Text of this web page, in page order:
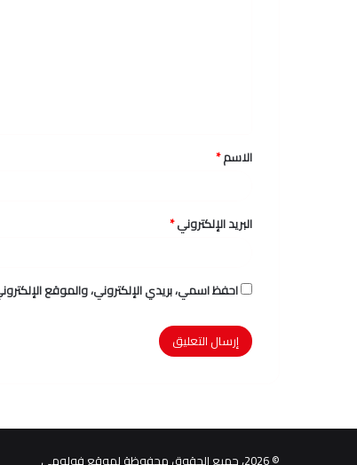
*
الاسم*
البريد الإلكتروني*
احفظ اسمي، بريدي الإلكتروني، والموقع